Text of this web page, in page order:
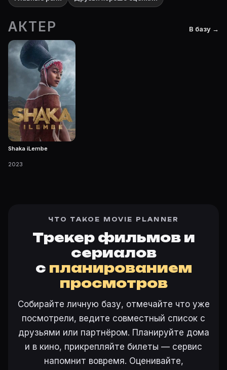
АКТЕР В базу →
Shaka iLembe
2023
ЧТО ТАКОЕ MOVIE PLANNER
Трекер фильмов и
сериалов
с планированием
просмотров
Собирайте личную базу, отмечайте что уже
посмотрели, ведите совместный список с
друзьями или партнёром. Планируйте дома
и в кино, прикрепляйте билеты — сервис
напомнит вовремя. Оценивайте,